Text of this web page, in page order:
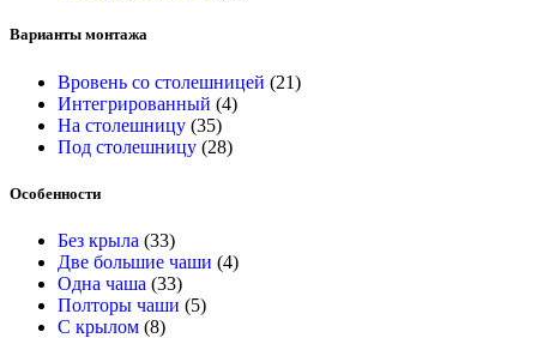
Варианты монтажа
Вровень со столешницей (21)
Интегрированный (4)
На столешницу (35)
Под столешницу (28)
Особенности
Без крыла (33)
Две большие чаши (4)
Одна чаша (33)
Полторы чаши (5)
С крылом (8)